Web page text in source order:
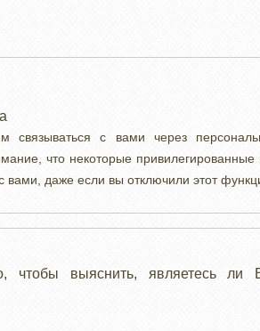
связываться с вами через
что некоторые
вами, даже если вы отключили этот
чтобы выяснить, являетесь